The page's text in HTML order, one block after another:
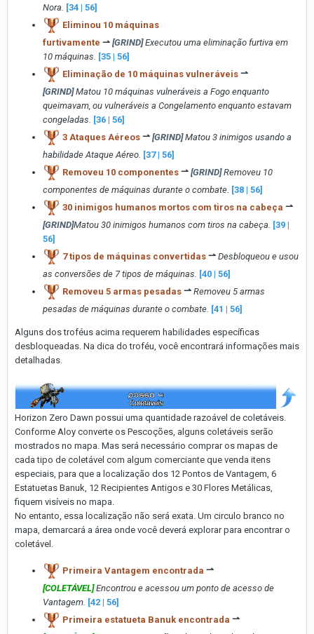
Nora. [34 | 56]
Eliminou 10 máquinas
furtivamente ⇀ [GRIND] Executou uma eliminação furtiva em
10 máquinas. [35 | 56]
Eliminação de 10 máquinas vulneráveis ⇀
[GRIND] Matou 10 máquinas vulneráveis a Fogo enquanto
queimavam, ou vulneráveis a Congelamento enquanto estavam
congeladas. [36 | 56]
3 Ataques Aéreos ⇀ [GRIND] Matou 3 inimigos usando a
habilidade Ataque Aéreo. [37 | 56]
Removeu 10 componentes ⇀ [GRIND] Removeu 10
componentes de máquinas durante o combate. [38 | 56]
30 inimigos humanos mortos com tiros na cabeça ⇀
[GRIND]Matou 30 inimigos humanos com tiros na cabeça. [39 |
56]
7 tipos de máquinas convertidas ⇀ Desbloqueou e usou
as conversões de 7 tipos de máquinas. [40 | 56]
Removeu 5 armas pesadas ⇀ Removeu 5 armas
pesadas de máquinas durante o combate. [41 | 56]
Alguns dos troféus acima requerem habilidades específicas
desbloqueadas. Na dica do troféu, você encontrará informações mais
detalhadas.
Horizon Zero Dawn possui uma quantidade razoável de coletáveis.
Conforme Aloy converte os Pescoções, alguns coletáveis serão
mostrados no mapa. Mas será necessário comprar os mapas de
cada tipo de coletável com algum comerciante que venda itens
especiais, para que a localização dos 12 Pontos de Vantagem, 6
Estatuetas Banuk, 12 Recipientes Antigos e 30 Flores Metálicas,
fiquem visíveis no mapa.
No entanto, essa localização não será exata. Um circulo branco no
mapa, demarcará a área onde você deverá explorar para encontrar o
coletável.
Primeira Vantagem encontrada ⇀
[COLETÁVEL] Encontrou e acessou um ponto de acesso de
Vantagem. [42 | 56]
Primeira estatueta Banuk encontrada ⇀